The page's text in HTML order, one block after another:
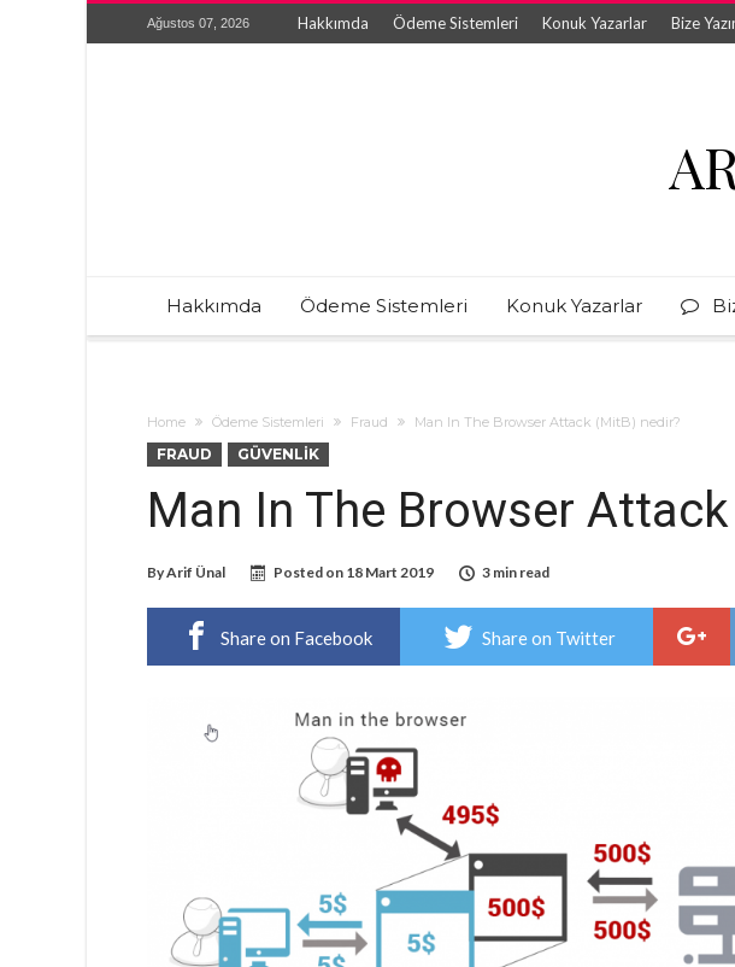
Ağustos 07, 2026 Hakkımda Ödeme Sistemleri Konuk Yazarlar Bize
Hakkımda Ödeme Sistemleri Konuk Yazarlar
Home Ödeme Sistemleri Fraud Man In The Browser Attack (MitB) nedir?
FRAUD GÜVENLIK
Man In The Browser
ByArif Ünal Posted on 18 Mart 2019 3 min read
Share on Facebook Share on Twitter